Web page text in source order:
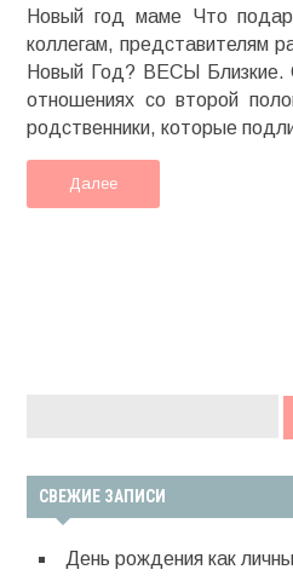
Новый год маме Что
коллегам, представителям
Новый Год? ВЕСЫ Близкие.
отношениях со второй
родственники, которые
Далее
СВЕЖИЕ ЗАПИСИ
День рождения как